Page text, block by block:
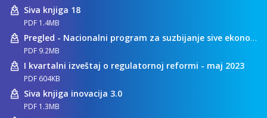
Siva knjiga 18
PDF 1.4MB
Pregled - Nacionalni program za suzbijanje sive ekonomije
PDF 9.2MB
I kvartalni izveštaj o regulatornoj reformi - maj 2023
PDF 604KB
Siva knjiga inovacija 3.0
PDF 1.3MB